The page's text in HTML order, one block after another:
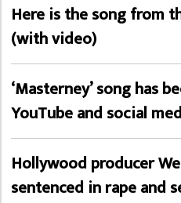
Here is the song from
(with video)
‘Masterney’ song has
YouTube and social
Hollywood producer
sentenced in rape and